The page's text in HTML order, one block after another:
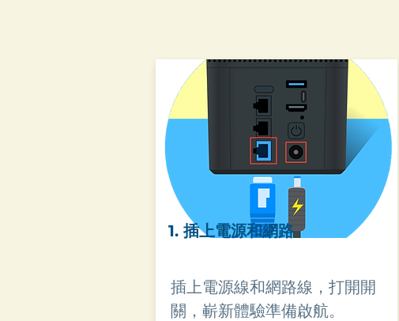
​1. 插上電源和網路
插上電源線和網路線，打開開
關，嶄新體驗準備啟航。